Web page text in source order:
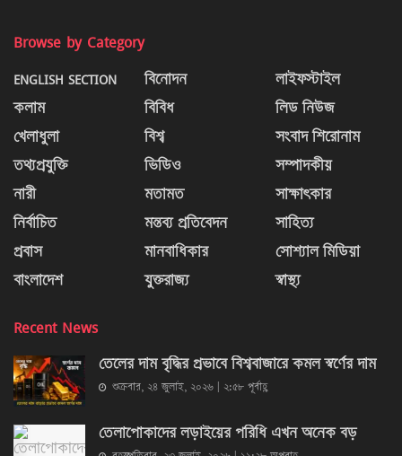
Browse by Category
ENGLISH SECTION
কলাম
খেলাধুলা
তথ্যপ্রযুক্তি
নারী
নির্বাচিত
প্রবাস
বাংলাদেশ
বিনোদন
বিবিধ
বিশ্ব
ভিডিও
মতামত
মন্তব্য প্রতিবেদন
মানবাধিকার
যুক্তরাজ্য
লাইফস্টাইল
লিড নিউজ
সংবাদ শিরোনাম
সম্পাদকীয়
সাক্ষাৎকার
সাহিত্য
সোশ্যাল মিডিয়া
স্বাস্থ্য
Recent News
তেলের দাম বৃদ্ধির প্রভাবে বিশ্ববাজারে কমল স্বর্ণের দাম
শুক্রবার, ২৪ জুলাই, ২০২৬ | ২:৫৮ পূর্বাহ্ণ
তেলাপোকাদের লড়াইয়ের পরিধি এখন অনেক বড়